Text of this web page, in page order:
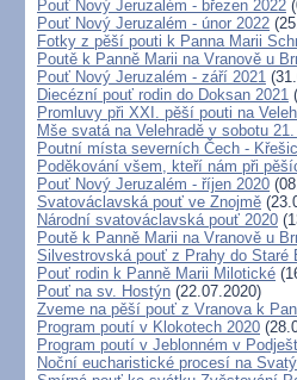
Pouť Nový Jeruzalém - březen 2022
Pouť Nový Jeruzalém - únor 2022
Fotky z pěší pouti k Panna Marii
Poutě k Panně Marii na Vranově u
Pouť Nový Jeruzalém - září 2021
Diecézní pouť rodin do Doksan 2021
Promluvy při XXI. pěší pouti na
Mše svatá na Velehradě v sobotu
Poutní místa severních Čech -
Poděkování všem, kteří nám při
Pouť Nový Jeruzalém - říjen 2020
Svatováclavská pouť ve Znojmě
Národní svatováclavská pouť 2020
Poutě k Panně Marii na Vranově u
Silvestrovská pouť z Prahy do Staré
Pouť rodin k Panně Marii Milotické
Pouť na sv. Hostýn (22.07.2020)
Zveme na pěší pouť z Vranova k
Program poutí v Klokotech 2020
Program poutí v Jeblonném v
Noční eucharistické procesí na